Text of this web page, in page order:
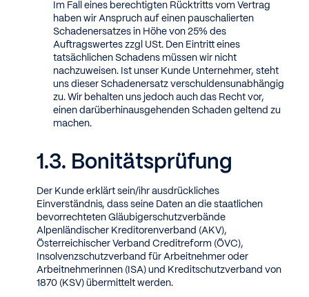
Im Fall eines berechtigten Rücktritts vom Vertrag
haben wir Anspruch auf einen pauschalierten
Schadenersatzes in Höhe von 25% des
Auftragswertes zzgl USt. Den Eintritt eines
tatsächlichen Schadens müssen wir nicht
nachzuweisen. Ist unser Kunde Unternehmer, steht
uns dieser Schadenersatz verschuldensunabhängig
zu. Wir behalten uns jedoch auch das Recht vor,
einen darüberhinausgehenden Schaden geltend zu
machen.
Bonitätsprüfung
Der Kunde erklärt sein/ihr ausdrückliches
Einverständnis, dass seine Daten an die staatlichen
bevorrechteten Gläubigerschutzverbände
Alpenländischer Kreditorenverband (AKV),
Österreichischer Verband Creditreform (ÖVC),
Insolvenzschutzverband für Arbeitnehmer oder
Arbeitnehmerinnen (ISA) und Kreditschutzverband von
1870 (KSV) übermittelt werden.